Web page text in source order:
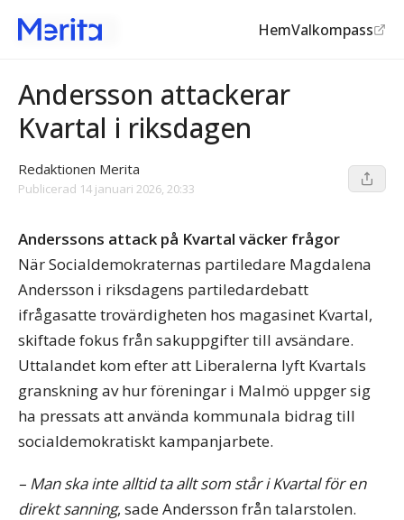
HemValkompass
Aktuell debatt
Andersson attackerar
Kvartal i riksdagen
Redaktionen Merita
Publicerad 14 januari 2026, 20:33
Anderssons attack på Kvartal väcker frågor
När Socialdemokraternas partiledare Magdalena
Andersson i riksdagens partiledardebatt
ifrågasatte trovärdigheten hos magasinet Kvartal,
skiftade fokus från sakuppgifter till avsändare.
Uttalandet kom efter att Liberalerna lyft Kvartals
granskning av hur föreningar i Malmö uppger sig
ha pressats att använda kommunala bidrag till
socialdemokratiskt kampanjarbete.
– Man ska inte alltid ta allt som står i Kvartal för en
direkt sanning, sade Andersson från talarstolen.